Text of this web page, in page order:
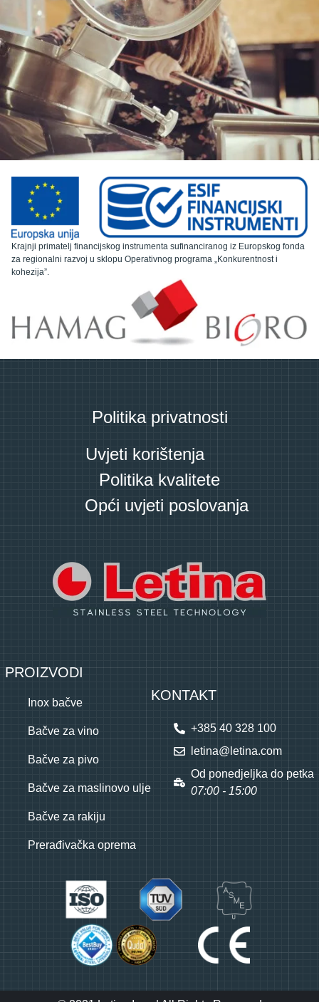
Krajnji primatelj financijskog instrumenta sufinanciranog iz Europskog fonda
za regionalni razvoj u sklopu Operativnog programa „Konkurentnost i
kohezija”.
Politika privatnosti
Uvjeti korištenja
Politika kvalitete
Opći uvjeti poslovanja
PROIZVODI
Inox bačve
Bačve za vino
Bačve za pivo
Bačve za maslinovo ulje
Bačve za rakiju
Prerađivačka oprema
KONTAKT
+385 40 328 100
letina@letina.com
Od ponedjeljka do petka
07:00 - 15:00